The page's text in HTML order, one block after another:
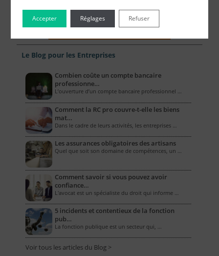
Le Blog pour les Entreprises
Combien coûte un compte bancaire
professionne…
L’ouverture d’un compte bancaire professionnel …
Comment la RC pro couvre-t-elle les biens
mat…
Dans le cadre de leurs activités, les entreprises …
Les assurances obligatoires des artisans
Quel que soit son domaine de compétences, un …
Comment savoir si vous pouvez avoir
confiance…
L'avocat est un spécialiste du droit qui informe …
5 incidents et contentieux de la fonction
pub…
La fonction publique est un secteur qui, …
Voir tous les articles du Blog >
Accepter Refuser
Réglages